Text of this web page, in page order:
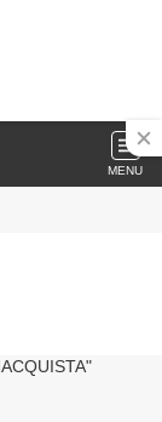
MENU